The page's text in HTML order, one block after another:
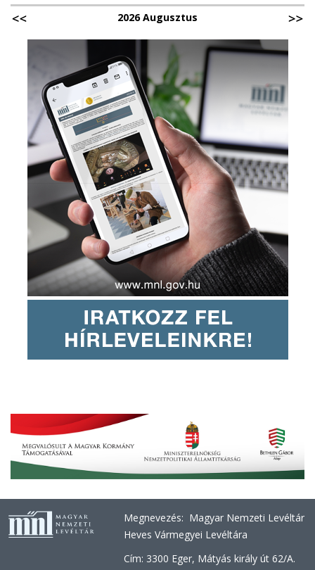
2026 Augusztus
Megnevezés: Magyar Nemzeti Levéltár
Heves Vármegyei Levéltára
Cím: 3300 Eger, Mátyás király út 62/A.